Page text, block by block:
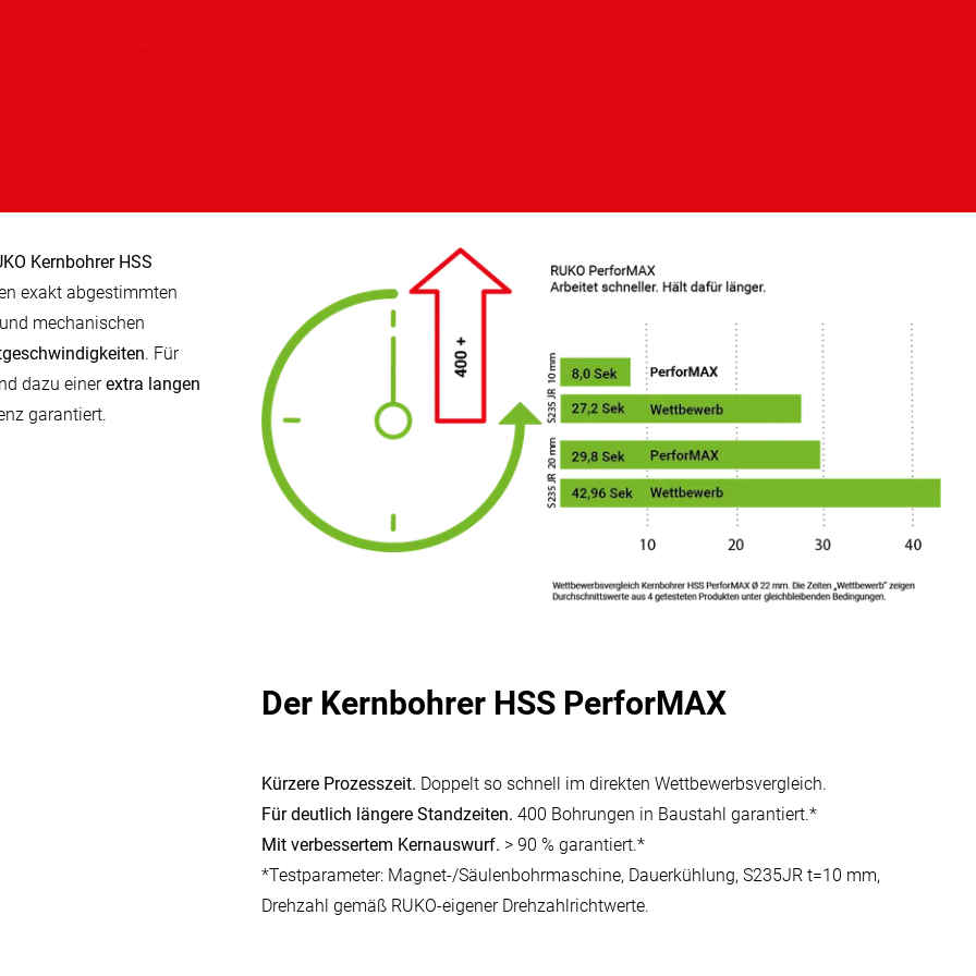
Kernbohrer HSS
exakt abgestimmten
mechanischen
. Für
dazu einerextra langen
garantiert.
Der Kernbohrer HSS PerforMAX
Kürzere Prozesszeit. Doppelt so schnell im direkten Wettbewerbsvergleich.
Für deutlich längere Standzeiten. 400 Bohrungen in Baustahl garantiert.*
Mit verbessertem Kernauswurf. > 90 % garantiert.*
*Testparameter: Magnet-/Säulenbohrmaschine, Dauerkühlung, S235JR t=10 mm,
Drehzahl gemäß RUKO-eigener Drehzahlrichtwerte.